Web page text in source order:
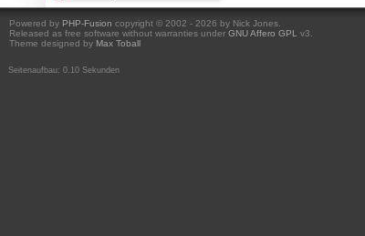
Powered by PHP-Fusion copyright © 2002 - 2026 by Nick Jones.
Released as free software without warranties under GNU Affero GPL v3.
Theme designed by Max Toball
Seitenaufbau: 0.10 Sekunden